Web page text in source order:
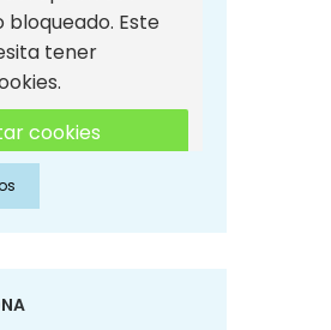
bloqueado. Este
tener
cookies
de Redes